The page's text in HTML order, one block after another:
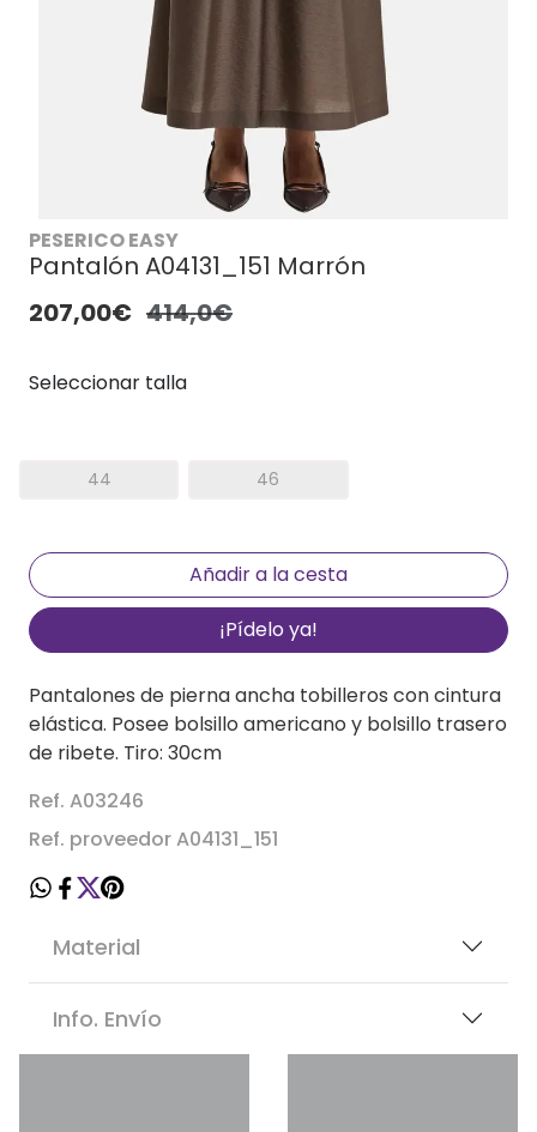
PESERICO EASY
Pantalón A04131_151 Marrón
207,00€ 414,0€
Seleccionar talla
44 46
¡Pídelo ya!
Pantalones de pierna ancha tobilleros con cintura
elástica. Posee bolsillo americano y bolsillo trasero
de ribete. Tiro: 30cm
Ref. A03246
Ref. proveedor A04131_151
Material
Info. Envío